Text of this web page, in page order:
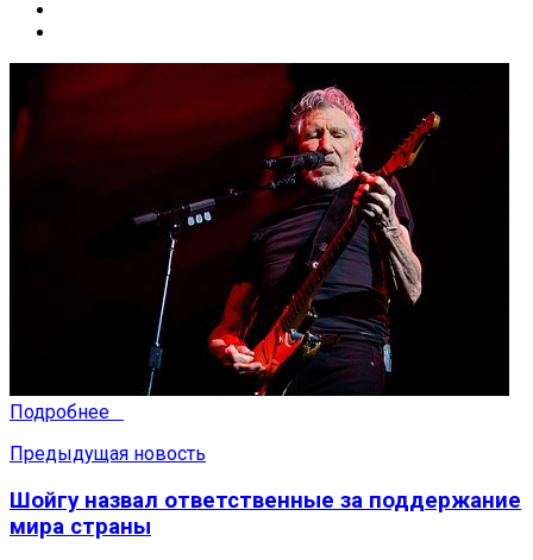
Подробнее
Предыдущая новость
Шойгу назвал ответственные за поддержание
мира страны